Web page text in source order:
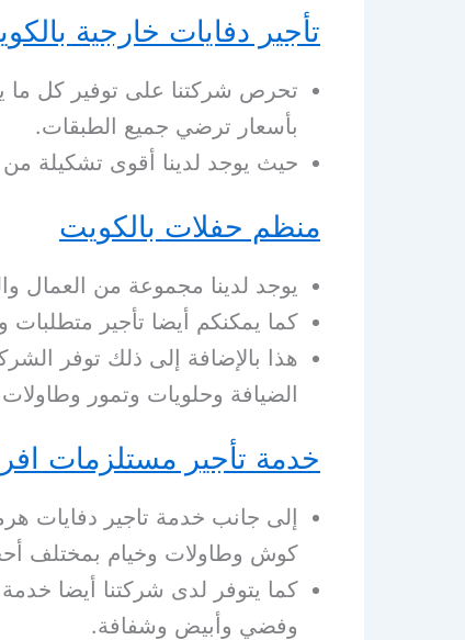
تأجير دفايات خارجية
تحرص شركتنا على توفير كل ما
بأسعار ترضي جميع الطبقات.
حيث يوجد لدينا أقوى تشكيلة من
منظم حفلات بالكويت
يوجد لدينا مجموعة من العمال
كما يمكنكم أيضا تأجير متطلبات
هذا بالإضافة إلى ذلك توفر
الضيافة وحلويات وتمور
خدمة تأجير مستلزمات
إلى جانب خدمة تاجير دفايات
كوش وطاولات وخيام بمختلف
كما يتوفر لدى شركتنا أيضا
وفضي وأبيض وشفافة.